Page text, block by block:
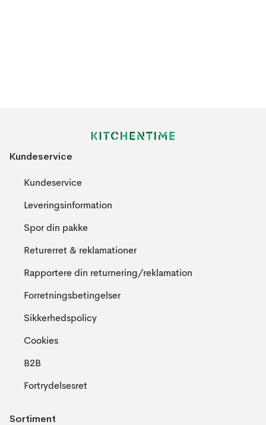
Kundeservice
Kundeservice
Leveringsinformation
Spor din pakke
Returerret & reklamationer
Rapportere din returnering/reklamation
Forretningsbetingelser
Sikkerhedspolicy
Cookies
B2B
Fortrydelsesret
Sortiment